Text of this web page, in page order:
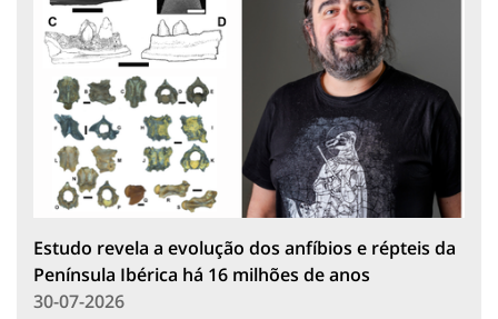
Estudo revela a evolução dos anfíbios e répteis da
Península Ibérica há 16 milhões de anos
30-07-2026